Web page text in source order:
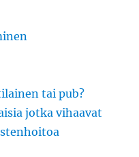
tai pub?
jotka vihaavat